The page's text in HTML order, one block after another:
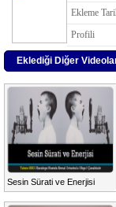
Ekleme
Profili
Eklediği Diğer
Sesin Sürati ve Enerjisi